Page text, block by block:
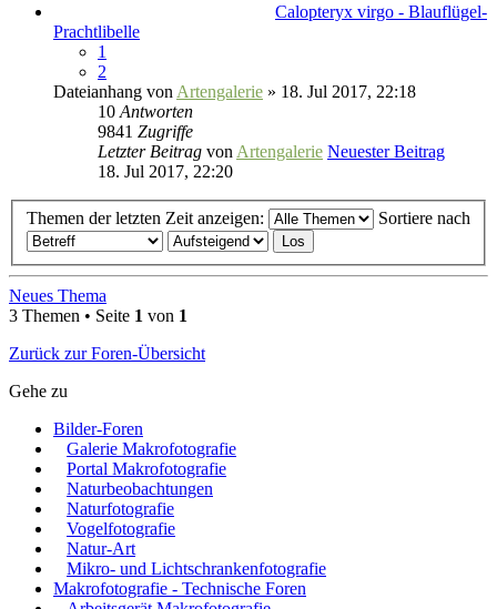
Calopteryx virgo - Blauflügel-
Prachtlibelle
1
2
Dateianhang von Artengalerie » 18. Jul 2017, 22:18
10 Antworten
9841 Zugriffe
Letzter Beitrag von Artengalerie Neuester Beitrag
18. Jul 2017, 22:20
Themen der letzten Zeit anzeigen: Sortiere nach
Neues Thema
3 Themen • Seite 1 von 1
Zurück zur Foren-Übersicht
Gehe zu
Bilder-Foren
Galerie Makrofotografie
Portal Makrofotografie
Naturbeobachtungen
Naturfotografie
Vogelfotografie
Natur-Art
Mikro- und Lichtschrankenfotografie
Makrofotografie - Technische Foren